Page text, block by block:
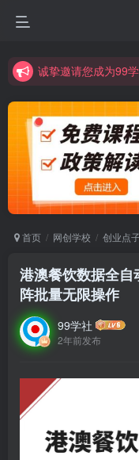
诚挚邀请您成为99
诚挚邀请您成为99
学习路上不孤独，99学社与你同行！分享全网优质
首页 网创学校 创业点
港澳餐饮数据全
阵批量无限操作
99学社
2年前发布